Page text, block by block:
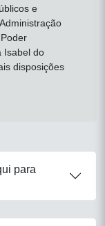
e
Isabel do
disposições
para